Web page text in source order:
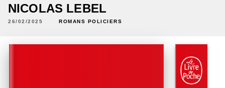
NICOLAS LEBEL
26/02/2025 ROMANS POLICIERS